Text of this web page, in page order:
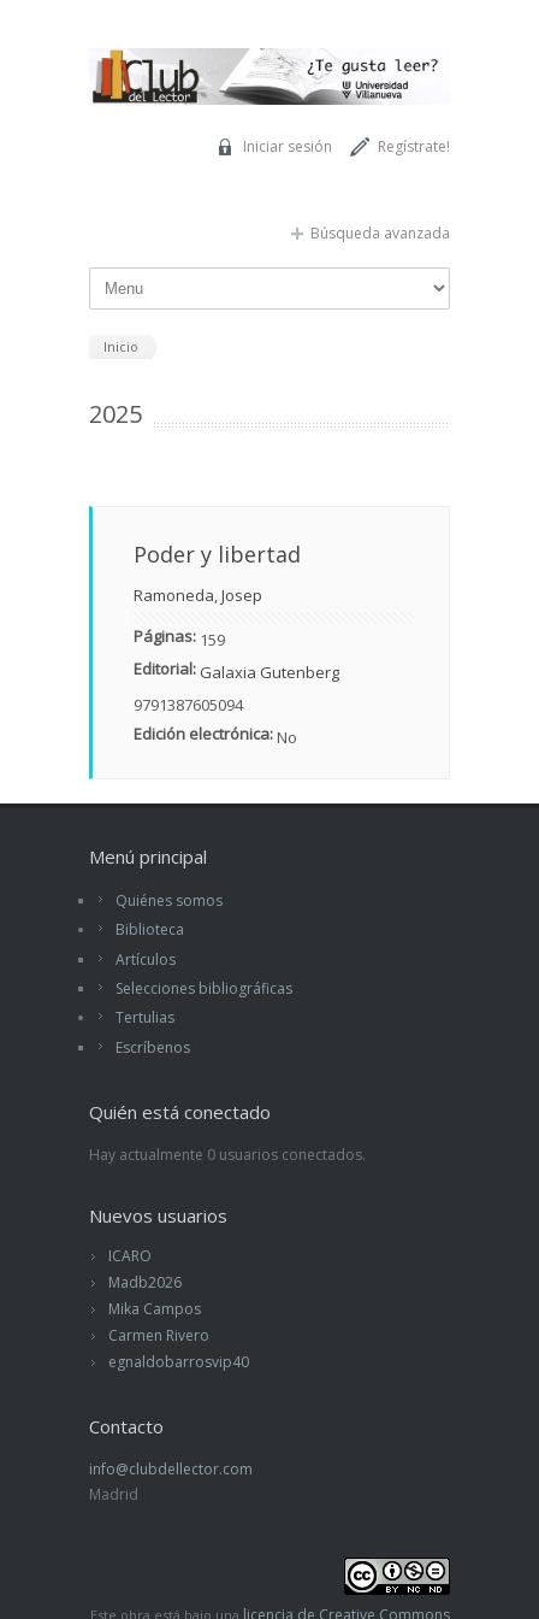
Regístrate!
Iniciar sesión
Búsqueda avanzada
Inicio
2025
Poder y libertad
Ramoneda, Josep
Páginas: 159
Editorial: Galaxia Gutenberg
9791387605094
Edición electrónica:No
Menú principal
Quiénes somos
Biblioteca
Artículos
Selecciones bibliográficas
Tertulias
Escríbenos
Quién está conectado
Hay actualmente 0 usuarios conectados.
Nuevos usuarios
ICARO
Madb2026
Mika Campos
Carmen Rivero
egnaldobarrosvip40
Contacto
info@clubdellector.com
Madrid
Este obra está bajo una licencia de Creative Commons